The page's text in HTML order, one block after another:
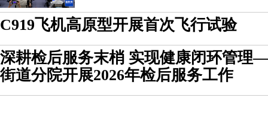
C919飞机高原型开展首次飞行试验
深耕检后服务末梢 实现健康闭环管
街道分院开展2026年检后服务工作